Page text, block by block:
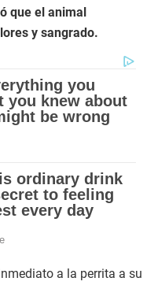
que el animal
y sangrado.
a la perrita a su